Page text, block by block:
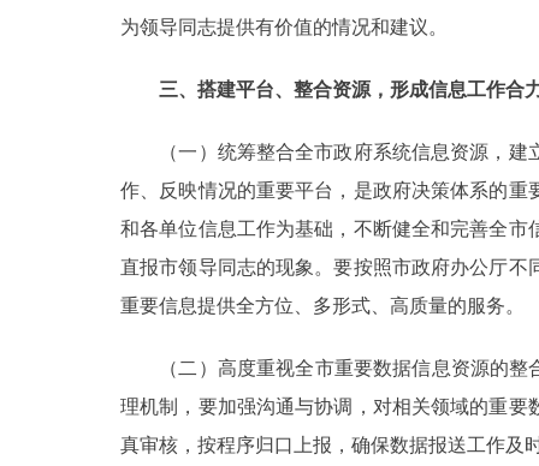
为领导同志提供有价值的情况和建议。
三、搭建平台、整合资源，形成信息工作合
（一）统筹整合全市政府系统信息资源，建
作、反映情况的重要平台，是政府决策体系的
和各单位信息工作为基础，不断健全和完善全
直报市领导同志的现象。要按照市政府办公厅
重要信息提供全方位、多形式、高质量的服务。
（二）高度重视全市重要数据信息资源的整
理机制，要加强沟通与协调，对相关领域的重
真审核，按程序归口上报，确保数据报送工作及